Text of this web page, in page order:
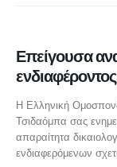
Επείγουσα
Η Ελληνική
Τσιδαόμπα σας
απαραίτητα
ενδιαφερόμενων